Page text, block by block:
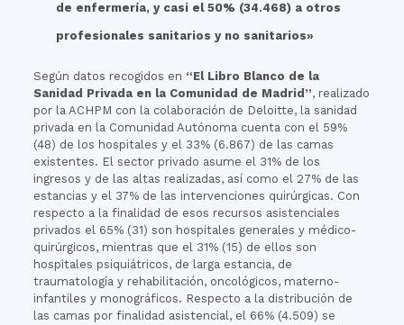
de enfermería, y casi el 50% (34.468) a otros
profesionales sanitarios y no sanitarios»
Según datos recogidos en “El Libro Blanco de la
Sanidad Privada en la Comunidad de Madrid”, realizado
por la ACHPM con la colaboración de Deloitte, la sanidad
privada en la Comunidad Autónoma cuenta con el 59%
(48) de los hospitales y el 33% (6.867) de las camas
existentes. El sector privado asume el 31% de los
ingresos y de las altas realizadas, así como el 27% de las
estancias y el 37% de las intervenciones quirúrgicas. Con
respecto a la finalidad de esos recursos asistenciales
privados el 65% (31) son hospitales generales y médico-
quirúrgicos, mientras que el 31% (15) de ellos son
hospitales psiquiátricos, de larga estancia, de
traumatología y rehabilitación, oncológicos, materno-
infantiles y monográficos. Respecto a la distribución de
las camas por finalidad asistencial, el 66% (4.509) se